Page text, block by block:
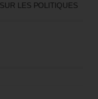
LES POLITIQUES